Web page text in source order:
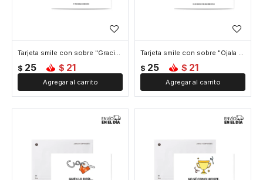
Tarjeta smile con sobre "Gracias por escuchar"
$ 25 $ 21
Tarjeta smile con sobre "Ojala vuelvas"
$ 25 $ 21